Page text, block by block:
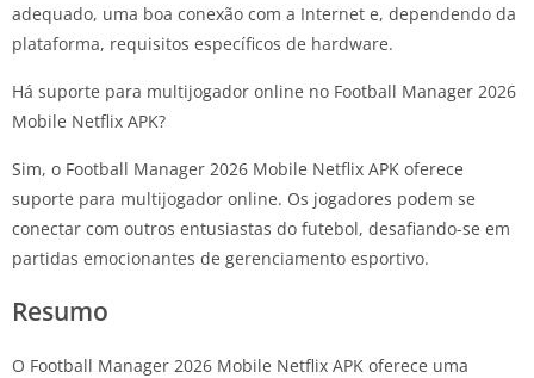
adequado, uma boa conexão com a Internet e, dependendo da
plataforma, requisitos específicos de hardware.
Há suporte para multijogador online no Football Manager 2026
Mobile Netflix APK?
Sim, o Football Manager 2026 Mobile Netflix APK oferece
suporte para multijogador online. Os jogadores podem se
conectar com outros entusiastas do futebol, desafiando-se em
partidas emocionantes de gerenciamento esportivo.
Resumo
O Football Manager 2026 Mobile Netflix APK oferece uma